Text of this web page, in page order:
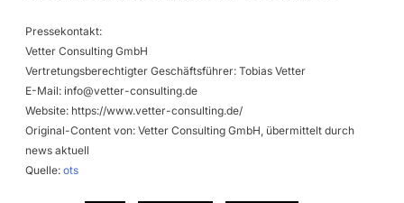
Pressekontakt:
Vetter Consulting GmbH
Vertretungsberechtigter Geschäftsführer: Tobias Vetter
E-Mail: info@vetter-consulting.de
Website: https://www.vetter-consulting.de/
Original-Content von: Vetter Consulting GmbH, übermittelt durch
news aktuell
Quelle: ots